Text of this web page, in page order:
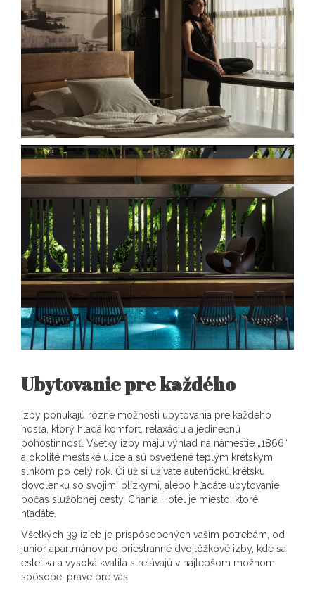
Ubytovanie pre každého
Izby ponúkajú rôzne možnosti ubytovania pre každého
hosťa, ktorý hľadá komfort, relaxáciu a jedinečnú
pohostinnosť. Všetky izby majú výhľad na námestie „1866“
a okolité mestské ulice a sú osvetlené teplým krétskym
slnkom po celý rok. Či už si užívate autentickú krétsku
dovolenku so svojimi blízkymi, alebo hľadáte ubytovanie
počas služobnej cesty, Chania Hotel je miesto, ktoré
hľadáte.
Všetkých 39 izieb je prispôsobených vašim potrebám, od
junior apartmánov po priestranné dvojlôžkové izby, kde sa
estetika a vysoká kvalita stretávajú v najlepšom možnom
spôsobe, práve pre vás.